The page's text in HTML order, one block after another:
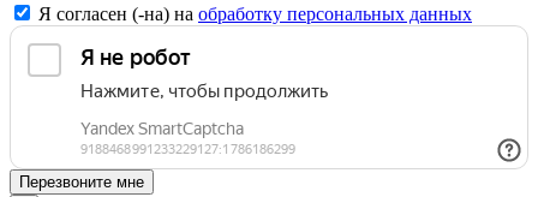
Я согласен (-на) на обработку персональных данных
Перезвоните мне